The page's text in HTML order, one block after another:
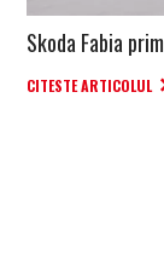
Skoda Fabia
CITESTE ARTICOLUL